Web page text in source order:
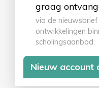
graag
via de
ontwikkelingen
scholingsaanbod.